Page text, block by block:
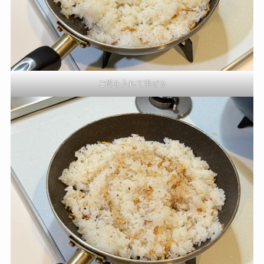
ご飯を入れて混ぜる